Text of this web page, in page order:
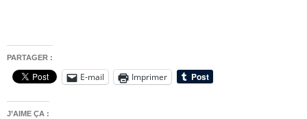
PARTAGER :
E-mail Imprimer
J’AIME ÇA :